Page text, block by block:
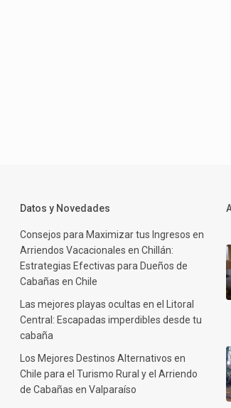
Datos y Novedades
Consejos para Maximizar tus Ingresos en
Arriendos Vacacionales en Chillán:
Estrategias Efectivas para Dueños de
Cabañas en Chile
Las mejores playas ocultas en el Litoral
Central: Escapadas imperdibles desde tu
cabaña
Los Mejores Destinos Alternativos en
Chile para el Turismo Rural y el Arriendo
de Cabañas en Valparaíso